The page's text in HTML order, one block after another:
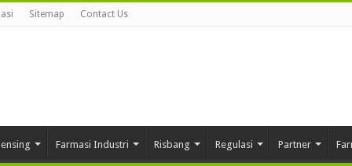
Sitemap Contact Us
Farmasi Industri Risbang Regulasi Partner